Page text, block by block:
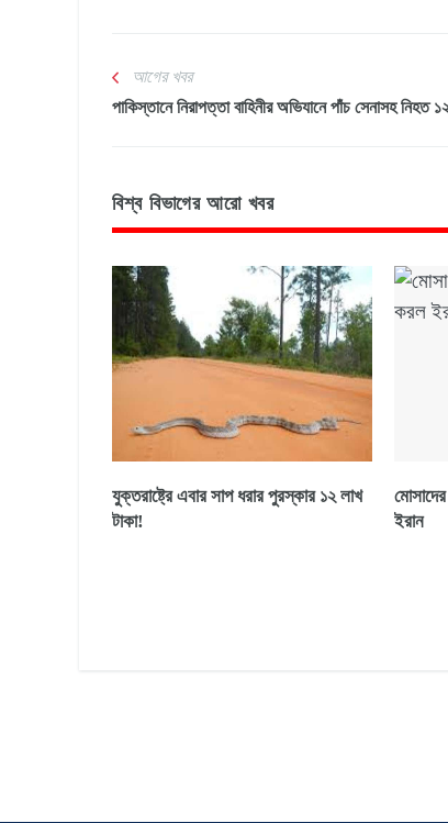
আগের খবর
পাকিস্তানে নিরাপত্তা বাহিনীর অভিযানে পাঁচ সেনাসহ নিহত ১২
বিশ্ব বিভাগের আরো খবর
যুক্তরাষ্ট্রে এবার সাপ ধরার পুরস্কার ১২ লাখ
টাকা!
ইরান